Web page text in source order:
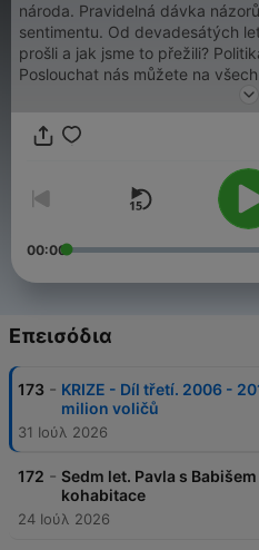
národa. Pravidelná dávka
sentimentu. Od devadesátých
prošli a jak jsme to přežili?
Poslouchat nás můžete na
také na magazin.pametnaroda.cz.
Už více jak čtyři roky se s vámi
protože věříme, že má smysl
se děje teď. Teď je čas na další
částečně přechází na
epizody a bonusový obsah. A
herohero.co/dobrovskysidlo
00:00
Επεισόδια
173 - KRIZE - Díl třetí. 2006 -
milion voličů
31 Ιούλ 2026
172 - Sedm let. Pavla s
kohabitace
24 Ιούλ 2026